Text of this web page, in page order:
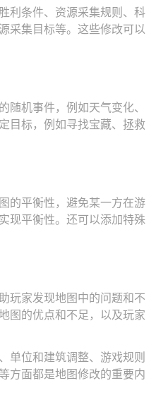
利条件、资源采集规则、科
采集目标等。这些修改可以
机事件，例如天气变化、
目标，例如寻找宝藏、拯救
的平衡性，避免某一方在游
现平衡性。还可以添加特殊
玩家发现地图中的问题和不
图的优点和不足，以及玩家
单位和建筑调整、游戏规则
方面都是地图修改的重要内